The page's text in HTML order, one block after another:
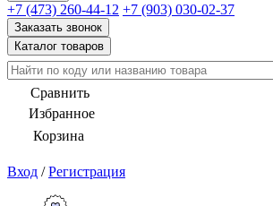
+7 (473) 260-44-12 +7 (903) 030-02-37
Заказать звонок
Каталог товаров
Сравнить
Избранное
Корзина
Вход / Регистрация